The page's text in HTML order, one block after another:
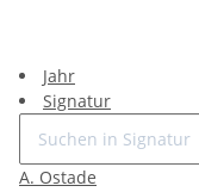
Jahr
Signatur
A. Ostade